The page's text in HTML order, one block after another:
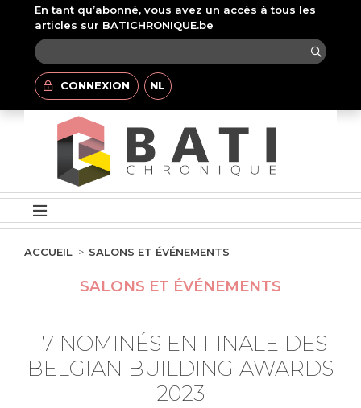
En tant qu’abonné, vous avez un accès à tous les
articles sur BATICHRONIQUE.be
CONNEXION NL
ACCUEIL SALONS ET ÉVÉNEMENTS
SALONS ET ÉVÉNEMENTS
17 NOMINÉS EN FINALE DES
BELGIAN BUILDING AWARDS
2023